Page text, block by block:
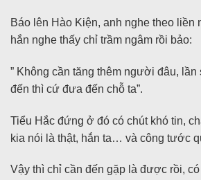
Báo lên Hào Kiện, anh nghe theo liền
hắn nghe thấy chỉ trầm ngâm rồi bảo:
” Không cần tăng thêm người đâu, lần
đến thì cứ đưa đến chỗ ta”.
Tiểu Hắc đứng ở đó có chút khó tin,
kia nói là thật, hắn ta… và công tước
Vậy thì chỉ cần đến gặp là được rồi,